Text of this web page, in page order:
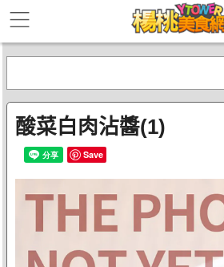
酸菜白肉沾醬(1)
Save